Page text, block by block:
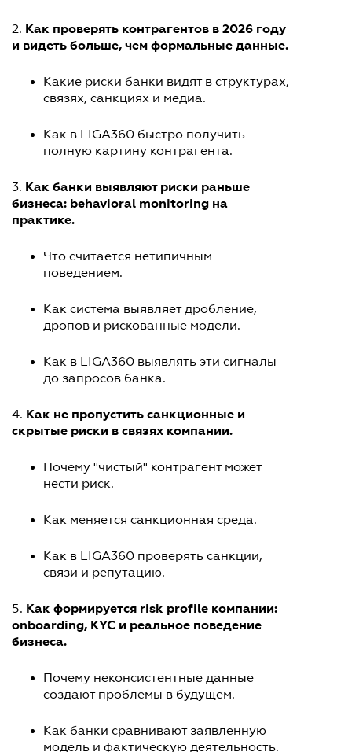
2. Как проверять контрагентов в 2026 году
и видеть больше, чем формальные данные.
Какие риски банки видят в структурах,
связях, санкциях и медиа.
Как в LIGA360 быстро получить
полную картину контрагента.
3. Как банки выявляют риски раньше
бизнеса: behavioral monitoring на
практике.
Что считается нетипичным
поведением.
Как система выявляет дробление,
дропов и рискованные модели.
Как в LIGA360 выявлять эти сигналы
до запросов банка.
4. Как не пропустить санкционные и
скрытые риски в связях компании.
Почему "чистый" контрагент может
нести риск.
Как меняется санкционная среда.
Как в LIGA360 проверять санкции,
связи и репутацию.
5. Как формируется risk profile компании:
onboarding, KYC и реальное поведение
бизнеса.
Почему неконсистентные данные
создают проблемы в будущем.
Как банки сравнивают заявленную
модель и фактическую деятельность.